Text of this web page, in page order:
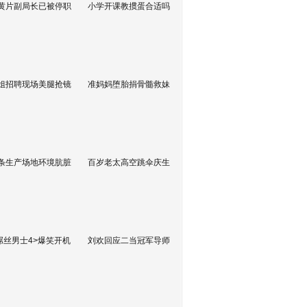
片副局长已被停职 小学开课教掼蛋合适吗
招聘现场美腿抢镜 准妈妈堕胎捐骨髓救妹
生产场地环境肮脏 百岁老太高空跳伞庆生
丝男士4>爆笑开机 刘欢回应二当冠军导师